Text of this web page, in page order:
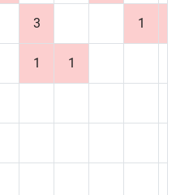
3 1
1 1